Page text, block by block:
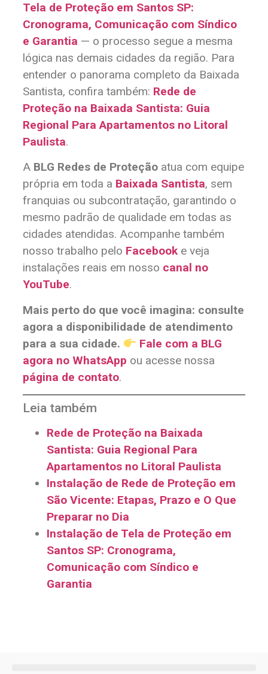
Tela de Proteção em Santos SP:
Cronograma, Comunicação com Síndico
e Garantia — o processo segue a mesma
lógica nas demais cidades da região. Para
entender o panorama completo da Baixada
Santista, confira também: Rede de
Proteção na Baixada Santista: Guia
Regional Para Apartamentos no Litoral
Paulista.
A BLG Redes de Proteção atua com equipe
própria em toda a Baixada Santista, sem
franquias ou subcontratação, garantindo o
mesmo padrão de qualidade em todas as
cidades atendidas. Acompanhe também
nosso trabalho pelo Facebooke veja
instalações reais em nosso canal no
YouTube.
Mais perto do que você imagina: consulte
agora a disponibilidade de atendimento
para a sua cidade.
Fale com a BLG
agora no WhatsApp ou acesse nossa
página de contato.
Leia também
Rede de Proteção na Baixada
Santista: Guia Regional Para
Apartamentos no Litoral Paulista
Instalação de Rede de Proteção em
São Vicente: Etapas, Prazo e O Que
Preparar no Dia
Instalação de Tela de Proteção em
Santos SP: Cronograma,
Comunicação com Síndico e
Garantia